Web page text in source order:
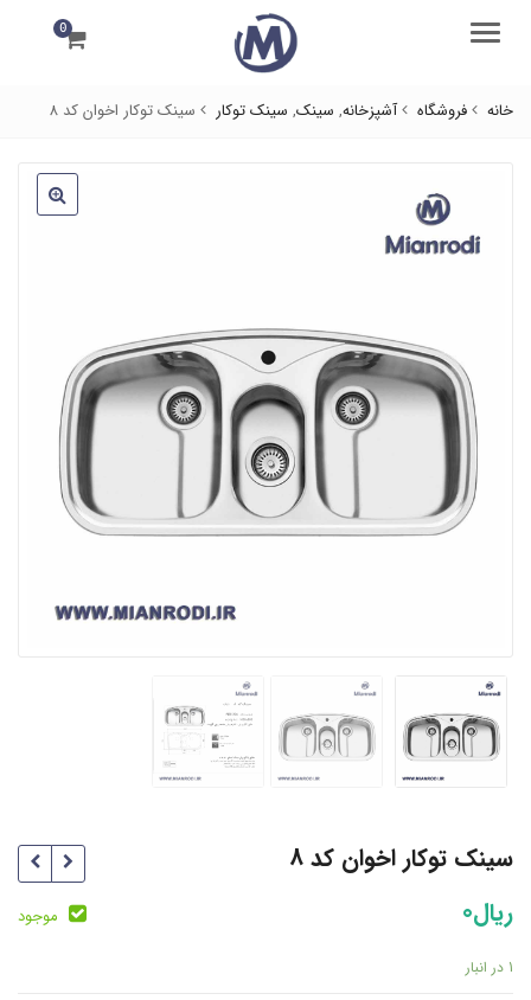
منو 0
خانه فروشگاه آشپزخانه, سینک, سینک توکار سینک توکار اخوان کد 8
سینک توکار اخوان کد 8
ریال0 موجود
1 در انبار